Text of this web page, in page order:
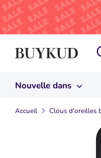
Nouvelle dans
Accueil Clous d'oreilles